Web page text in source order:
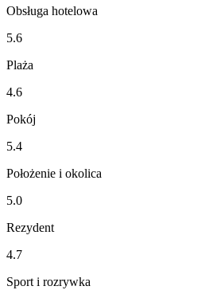
Obsługa hotelowa
5.6
Plaża
4.6
Pokój
5.4
Położenie i okolica
5.0
Rezydent
4.7
Sport i rozrywka